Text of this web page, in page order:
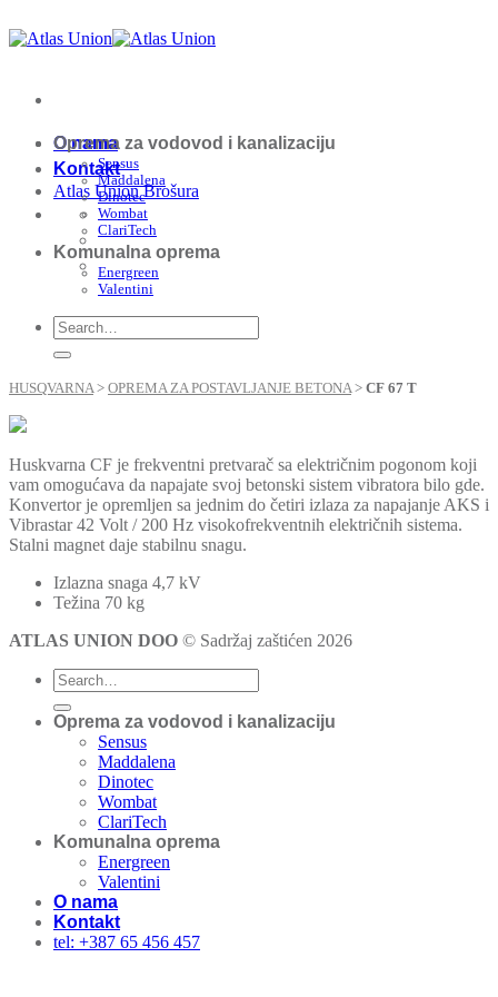
to
O nama
Kontakt
Atlas Union Brošura
Oprema za vodovod i kanalizaciju
Sensus
Maddalena
Dinotec
Wombat
ClariTech
Komunalna oprema
Energreen
Valentini
HUSQVARNA> OPREMA ZA POSTAVLJANJE BETONA > CF 67 T
Huskvarna CF je frekventni pretvarač sa električnim pogonom koji
vam omogućava da napajate svoj betonski sistem vibratora bilo gde.
Konvertor je opremljen sa jednim do četiri izlaza za napajanje AKS i
Vibrastar 42 Volt / 200 Hz visokofrekventnih električnih sistema.
Stalni magnet daje stabilnu snagu.
Izlazna snaga 4,7 kV
Težina 70 kg
ATLAS UNION DOO © Sadržaj zaštićen 2026
Oprema za vodovod i kanalizaciju
Sensus
Maddalena
Dinotec
Wombat
ClariTech
Komunalna oprema
Energreen
Valentini
O nama
Kontakt
tel: +387 65 456 457